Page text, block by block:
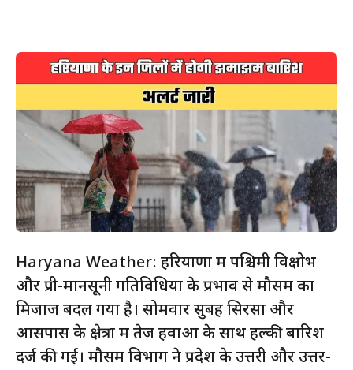
Haryana Weather: हरियाणा में पश्चिमी विक्षोभ
और प्री-मानसूनी गतिविधियों के प्रभाव से मौसम का
मिजाज बदल गया है। सोमवार सुबह सिरसा और
आसपास के क्षेत्रों में तेज हवाओं के साथ हल्की बारिश
दर्ज की गई। मौसम विभाग ने प्रदेश के उत्तरी और उत्तर-